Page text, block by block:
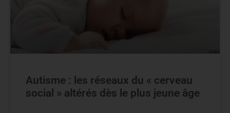
Autisme : les réseaux du « cerveau
social » altérés dès le plus jeune âge